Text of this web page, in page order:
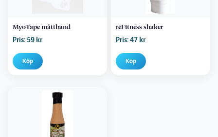
MyoTape måttband
Pris: 59 kr
Köp
reFitness shaker
Pris: 47 kr
Köp